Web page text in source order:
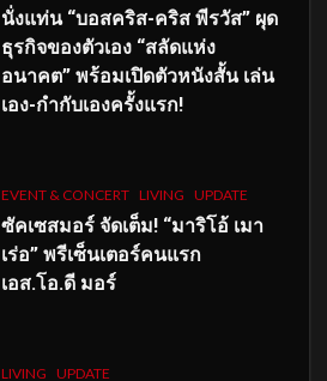
นั่งแท่น “บอสคริส-คริส พีรวัส” ผุด
ธุรกิจของตัวเอง “สลัดแห่ง
อนาคต” พร้อมเปิดตัวหนังสั้น เล่น
เอง-กำกับเองครั้งแรก!
EVENT & CONCERT LIVING UPDATE
ซัคเซสมอร์ จัดเต็ม! “มาริโอ้ เมา
เร่อ” พรีเซ็นเตอร์คนแรก
เอส.โอ.ดี มอร์
LIVING UPDATE